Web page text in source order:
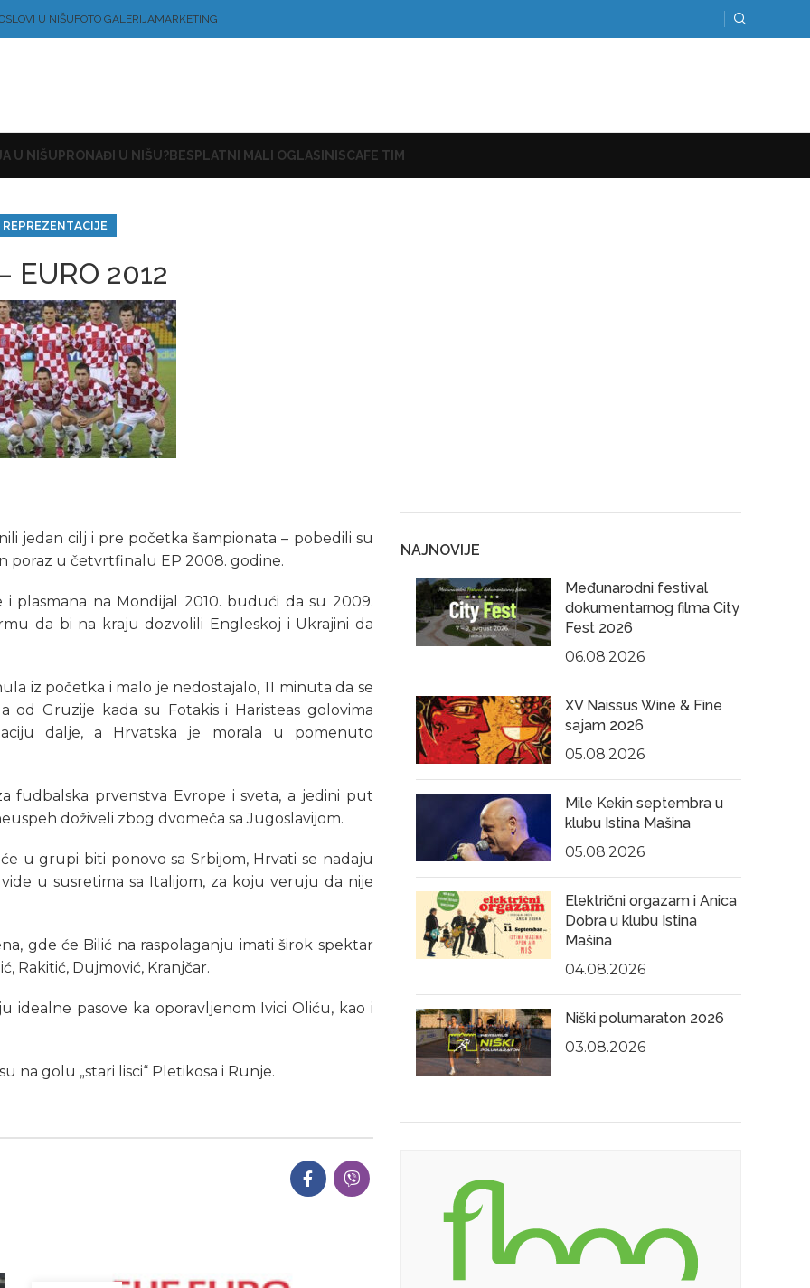
U NIŠUFOTO GALERIJAMARKETING
U NIŠU PRONAĐI U NIŠU?BESPLATNI MALI OGLASI NISCAFE TIM
EURO 2012
jedan cilj i pre početka šampionata – pobedili su
poraz u četvrtfinalu EP 2008. godine.
plasmana na Mondijal 2010. budući da su 2009.
da bi na kraju dozvolili Engleskoj i Ukrajini da
iz početka i malo je nedostajalo, 11 minuta da se
Gruzije kada su Fotakis i Haristeas golovima
dalje, a Hrvatska je morala u pomenuto
fudbalska prvenstva Evrope i sveta, a jedini put
doživeli zbog dvomeča sa Jugoslavijom.
u grupi biti ponovo sa Srbijom, Hrvati se nadaju
u susretima sa Italijom, za koju veruju da nije
gde će Bilić na raspolaganju imati širok spektar
Rakitić, Dujmović, Kranjčar.
idealne pasove ka oporavljenom Ivici Oliću, kao i
na golu „stari lisci“ Pletikosa i Runje.
NAJNOVIJE
Međunarodni festival
dokumentarnog filma City
Fest 2026
06.08.2026
XV Naissus Wine & Fine
sajam 2026
05.08.2026
Mile Kekin septembra u
klubu Istina Mašina
05.08.2026
Električni orgazam i Anica
Dobra u klubu Istina
Mašina
04.08.2026
Niški polumaraton 2026
03.08.2026